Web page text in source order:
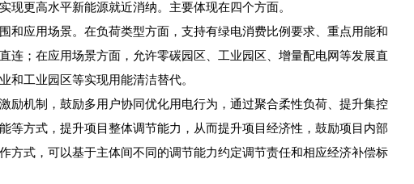
现更高水平新能源就近消纳。主要体现在四个方面。
应用场景。在负荷类型方面，支持有绿电消费比例要求、重点用能和
连；在应用场景方面，允许零碳园区、工业园区、增量配电网等发展直
和工业园区等实现用能清洁替代。
机制，鼓励多用户协同优化用电行为，通过聚合柔性负荷、提升集控
等方式，提升项目整体调节能力，从而提升项目经济性，鼓励项目内部
方式，可以基于主体间不同的调节能力约定调节责任和相应经济补偿标